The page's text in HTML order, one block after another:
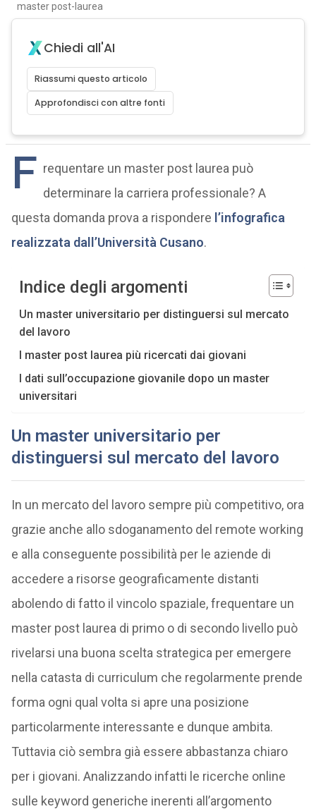
master post-laurea
Chiedi all'AI
Riassumi questo articolo
Approfondisci con altre fonti
F requentare un master post laurea può
determinare la carriera professionale? A
questa domanda prova a rispondere l’infografica
realizzata dall’Università Cusano.
Indice degli argomenti
Un master universitario per distinguersi sul mercato
del lavoro
I master post laurea più ricercati dai giovani
I dati sull’occupazione giovanile dopo un master
universitari
Un master universitario per
distinguersi sul mercato del lavoro
In un mercato del lavoro sempre più competitivo, ora
grazie anche allo sdoganamento del remote working
e alla conseguente possibilità per le aziende di
accedere a risorse geograficamente distanti
abolendo di fatto il vincolo spaziale, frequentare un
master post laurea di primo o di secondo livello può
rivelarsi una buona scelta strategica per emergere
nella catasta di curriculum che regolarmente prende
forma ogni qual volta si apre una posizione
particolarmente interessante e dunque ambita.
Tuttavia ciò sembra già essere abbastanza chiaro
per i giovani. Analizzando infatti le ricerche online
sulle keyword generiche inerenti all’argomento